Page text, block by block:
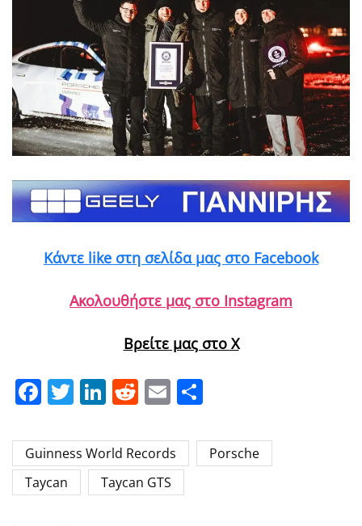
Κάντε like στη σελίδα μας στο Facebook
Ακολουθήστε μας στο Instagram
Βρείτε μας στο X
Facebook
Twitter
LinkedIn
Reddit
Email
Guinness World Records
Porsche
Taycan
Taycan GTS